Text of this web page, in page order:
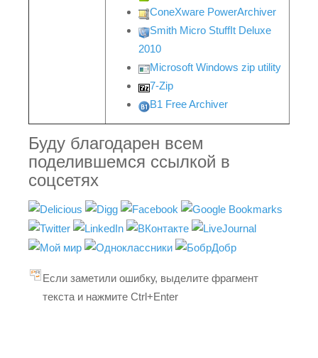
ConeXware PowerArchiver
Smith Micro StuffIt Deluxe
2010
Microsoft Windows zip utility
7-Zip
B1 Free Archiver
Буду благодарен всем
поделившемся ссылкой в
соцсетях
Если заметили ошибку, выделите фрагмент
текста и нажмите Ctrl+Enter